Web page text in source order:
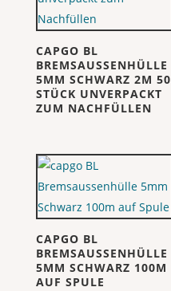
CAPGO BL
BREMSAUSSENHÜLLE
5MM SCHWARZ 2M 50
STÜCK UNVERPACKT
ZUM NACHFÜLLEN
CAPGO BL
BREMSAUSSENHÜLLE
5MM SCHWARZ 100M
AUF SPULE